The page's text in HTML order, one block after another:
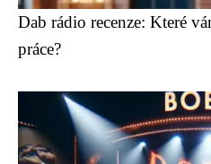
Dab rádio recenze: Které
práce?